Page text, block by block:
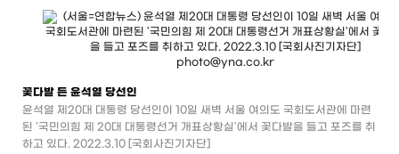
꽃다발 든 윤석열 당선인
윤석열 제20대 대통령 당선인이 10일 새벽 서울 여의도 국회도서관에 마련
된 '국민의힘 제 20대 대통령선거 개표상황실'에서 꽃다발을 들고 포즈를 취
하고 있다. 2022.3.10 [국회사진기자단]